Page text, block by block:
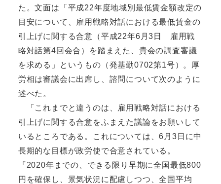
た。文面は「平成22年度地域別最低賃金額改定の
目安について、雇用戦略対話における最低賃金の
引上げに関する合意（平成22年6月3日 雇用戦
略対話第4回会合）を踏まえた、貴会の調査審議
を求める」というもの（発基勤0702第1号）。厚
労相は審議会に出席し、諮問について次のように
述べた。
「これまでと違うのは、雇用戦略対話における
引上げに関する合意をふまえた議論をお願いして
いるところである。これについては、6月3日に中
長期的な目標が政労使で合意されている。
『2020年までの、できる限り早期に全国最低800
円を確保し、景気状況に配慮しつつ、全国平均